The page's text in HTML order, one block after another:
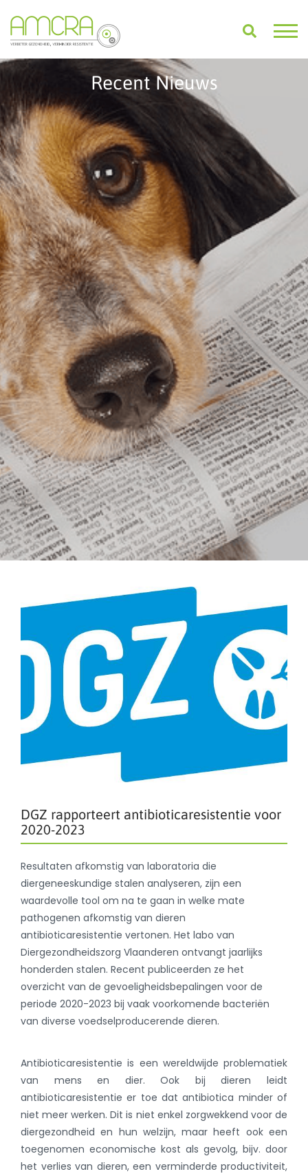
Recent Nieuws
DGZ rapporteert antibioticaresistentie voor
2020-2023
Resultaten afkomstig van laboratoria die
diergeneeskundige stalen analyseren, zijn een
waardevolle tool om na te gaan in welke mate
pathogenen afkomstig van dieren
antibioticaresistentie vertonen. Het labo van
Diergezondheidszorg Vlaanderen ontvangt jaarlijks
honderden stalen. Recent publiceerden ze het
overzicht van de gevoeligheidsbepalingen voor de
periode 2020-2023 bij vaak voorkomende bacteriën
van diverse voedselproducerende dieren.
Antibioticaresistentie is een wereldwijde problematiek
van mens en dier. Ook bij dieren leidt
antibioticaresistentie er toe dat antibiotica minder of
niet meer werken. Dit is niet enkel zorgwekkend voor de
diergezondheid en hun welzijn, maar heeft ook een
toegenomen economische kost als gevolg, bijv. door
het verlies van dieren, een verminderde productiviteit,